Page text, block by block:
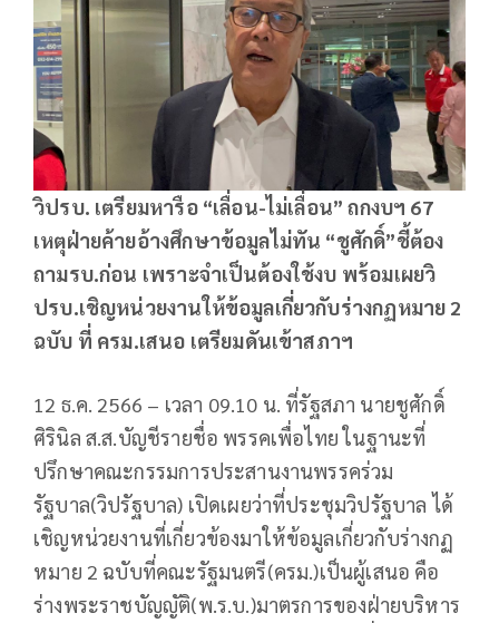
วิปรบ. เตรียมหารือ “เลื่อน-ไม่เลื่อน” ถกงบฯ 67
เหตุฝ่ายค้ายอ้างศึกษาข้อมูลไม่ทัน “ชูศักดิ์”ชี้ต้อง
ถามรบ.ก่อน เพราะจำเป็นต้องใช้งบ พร้อมเผยวิ
ปรบ.เชิญหน่วยงานให้ข้อมูลเกี่ยวกับร่างกฏหมาย 2
ฉบับ ที่ ครม.เสนอ เตรียมดันเข้าสภาฯ
12 ธ.ค. 2566 – เวลา 09.10 น. ที่รัฐสภา นายชูศักดิ์
ศิรินิล ส.ส.บัญชีรายชื่อ พรรคเพื่อไทย ในฐานะที่
ปรึกษาคณะกรรมการประสานงานพรรคร่วม
รัฐบาล(วิปรัฐบาล) เปิดเผยว่าที่ประชุมวิปรัฐบาล ได้
เชิญหน่วยงานที่เกี่ยวข้องมาให้ข้อมูลเกี่ยวกับร่างกฏ
หมาย 2 ฉบับที่คณะรัฐมนตรี(ครม.)เป็นผู้เสนอ คือ
ร่างพระราชบัญญัติ(พ.ร.บ.)มาตรการของฝ่ายบริหาร